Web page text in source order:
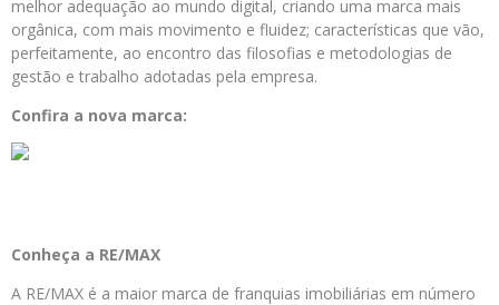
melhor adequação ao mundo digital, criando uma marca mais
orgânica, com mais movimento e fluidez; características que vão,
perfeitamente, ao encontro das filosofias e metodologias de
gestão e trabalho adotadas pela empresa.
Confira a nova marca:
Conheça a RE/MAX
A RE/MAX é a maior marca de franquias imobiliárias em número